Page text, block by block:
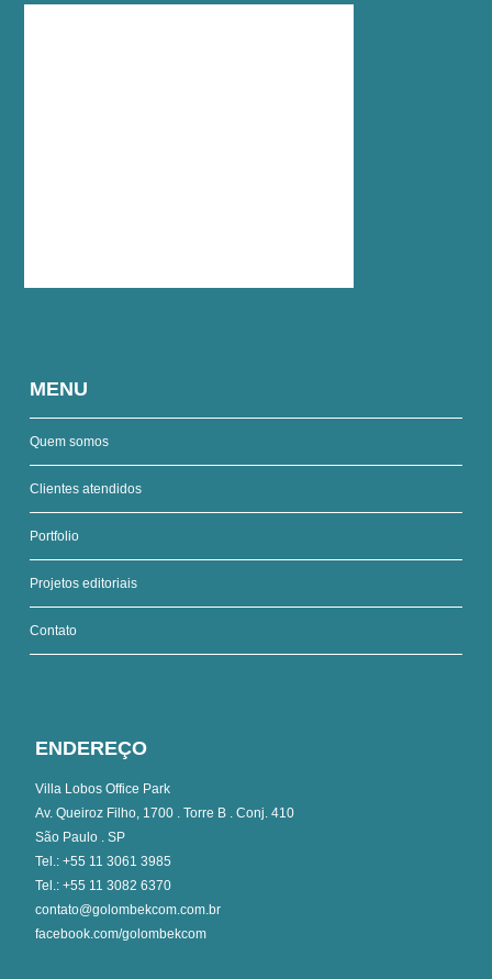
MENU
Quem somos
Clientes atendidos
Portfolio
Projetos editoriais
Contato
ENDEREÇO
Villa Lobos Office Park
Av. Queiroz Filho, 1700 . Torre B . Conj. 410
São Paulo . SP
Tel.: +55 11 3061 3985
Tel.: +55 11 3082 6370
contato@golombekcom.com.br
facebook.com/golombekcom